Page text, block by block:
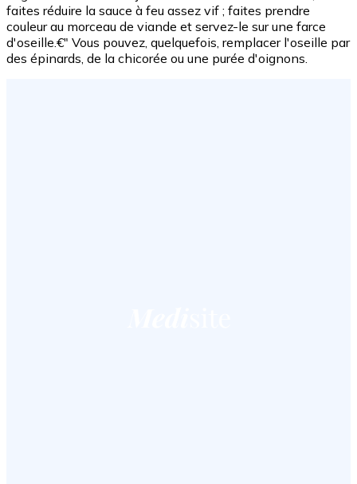
faites réduire la sauce à feu assez vif ; faites prendre
couleur au morceau de viande et servez-le sur une farce
d'oseille.€" Vous pouvez, quelquefois, remplacer l'oseille par
des épinards, de la chicorée ou une purée d'oignons.